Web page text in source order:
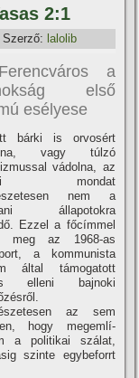
2:1
Szerző: lalolib
a
első
esélyese
bárki is orvosért
vagy túlzó
vádolna, az
mondat
nem a
állapotokra
Ezzel a főcí­mmel
meg az 1968-as
a kommunista
által támogatott
elleni bajnoki
az sem
hogy megemlí­
a politikai szálat,
szinte egybeforrt